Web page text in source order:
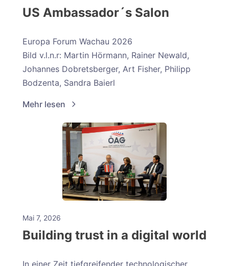
US Ambassador´s Salon
Europa Forum Wachau 2026
Bild v.l.n.r: Martin Hörmann, Rainer Newald,
Johannes Dobretsberger, Art Fisher, Philipp
Bodzenta, Sandra Baierl
Mehr lesen
Mai 7, 2026
Building trust in a digital world
In einer Zeit tiefgreifender technologischer